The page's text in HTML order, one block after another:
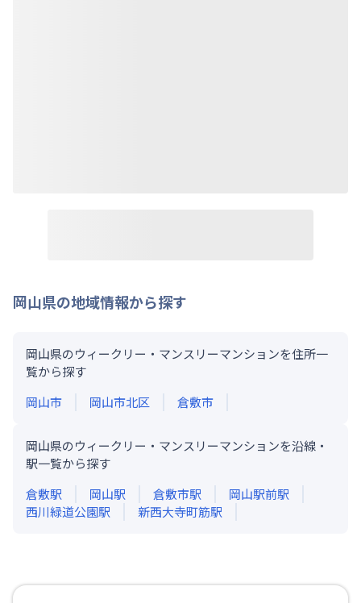
岡山県の地域情報から探す
岡山県のウィークリー・マンスリーマンションを住所一
覧から探す
岡山市
岡山市北区 倉敷市
岡山県のウィークリー・マンスリーマンションを沿線・
駅一覧から探す
倉敷駅 岡山駅 倉敷市駅 岡山駅前駅
西川緑道公園駅 新西大寺町筋駅